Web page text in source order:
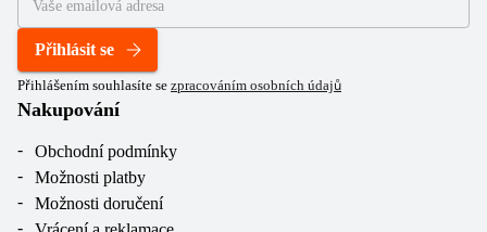
Přihlásit se
Přihlášením souhlasíte se zpracováním osobních údajů
Nakupování
Obchodní podmínky
Možnosti platby
Možnosti doručení